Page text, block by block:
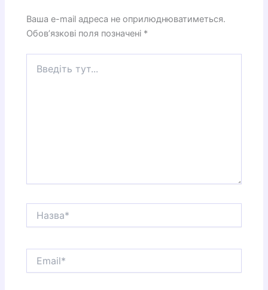
Ваша e-mail адреса не оприлюднюватиметься.
Обов’язкові поля позначені *
тут...